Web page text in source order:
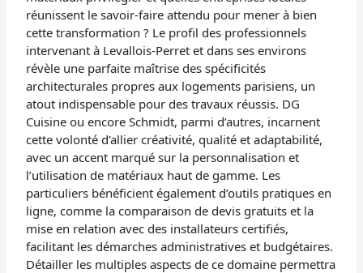
réunissent le savoir-faire attendu pour mener à bien
cette transformation ? Le profil des professionnels
intervenant à Levallois-Perret et dans ses environs
révèle une parfaite maîtrise des spécificités
architecturales propres aux logements parisiens, un
atout indispensable pour des travaux réussis. DG
Cuisine ou encore Schmidt, parmi d’autres, incarnent
cette volonté d’allier créativité, qualité et adaptabilité,
avec un accent marqué sur la personnalisation et
l’utilisation de matériaux haut de gamme. Les
particuliers bénéficient également d’outils pratiques en
ligne, comme la comparaison de devis gratuits et la
mise en relation avec des installateurs certifiés,
facilitant les démarches administratives et budgétaires.
Détailler les multiples aspects de ce domaine permettra